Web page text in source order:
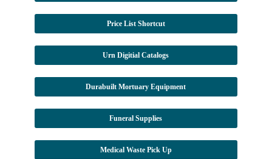
Price List Shortcut
Urn Digitial Catalogs
Durabuilt Mortuary Equipment
Funeral Supplies
Medical Waste Pick Up